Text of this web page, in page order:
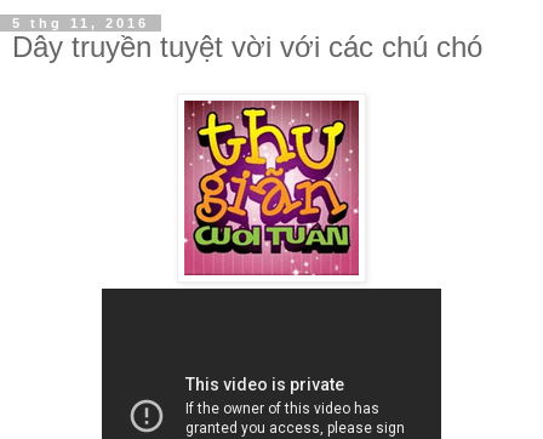
5 thg 11, 2016
Dây truyền tuyệt vời với các chú chó